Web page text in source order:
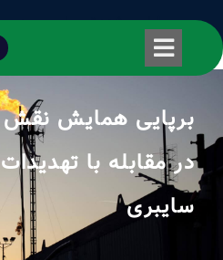
طراحی شده توسط محمود سیفی | 4215
برپایی همایش نقش
در مقابله با
سایبری